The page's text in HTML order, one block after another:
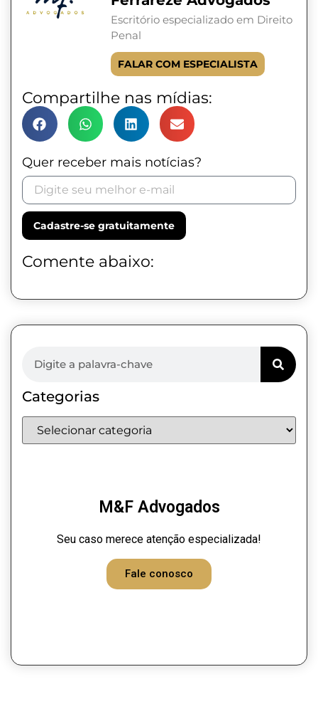
Escritório especializado em Direito
Penal
FALAR COM ESPECIALISTA
Compartilhe nas mídias:
Quer receber mais notícias?
Cadastre-se gratuitamente
Comente abaixo:
Categorias
M&F Advogados
Seu caso merece atenção especializada!
Fale conosco